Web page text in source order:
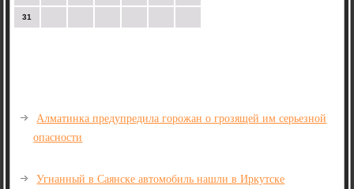
31
Алматинка предупредила горожан о грозящей им серьезной
опасности
Угнанный в Саянске автомобиль нашли в Иркутске